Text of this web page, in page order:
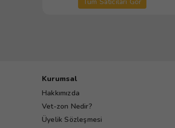
Kurumsal
Hakkımızda
Vet-zon Nedir?
Üyelik Sözleşmesi